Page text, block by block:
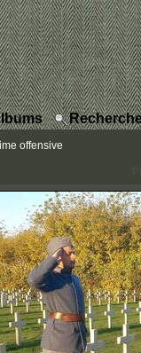
offensive